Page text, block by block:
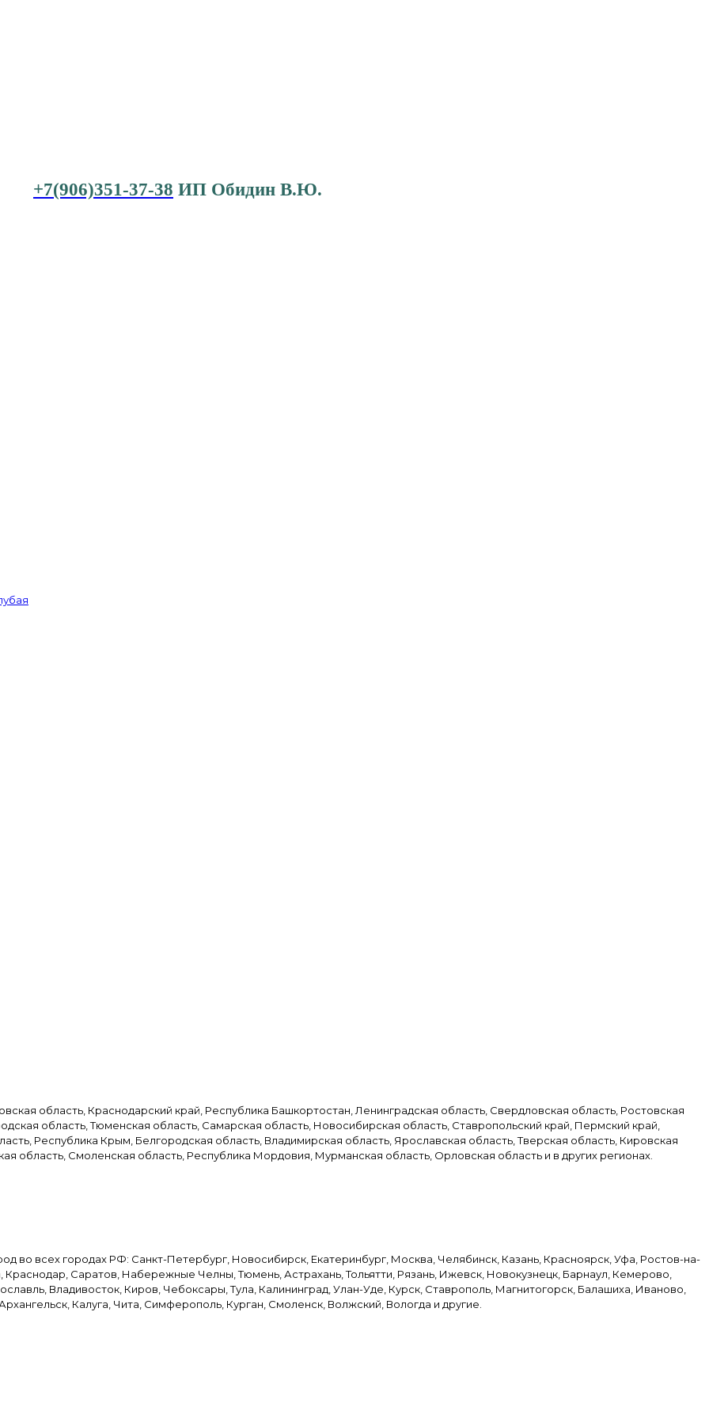
+7(906)351-37-38 ИП Обидин В.Ю.
область, Краснодарский край, Республика Башкортостан, Ленинградская область, Свердловская область, Ростовская
область, Тюменская область, Самарская область, Новосибирская область, Ставропольский край, Пермский край,
Республика Крым, Белгородская область, Владимирская область, Ярославская область, Тверская область, Кировская
область, Смоленская область, Республика Мордовия, Мурманская область, Орловская область и в других регионах.
во всех городах РФ: Санкт-Петербург, Новосибирск, Екатеринбург, Москва, Челябинск, Казань, Красноярск, Уфа, Ростов-на-
Саратов, Набережные Челны, Тюмень, Астрахань, Тольятти, Рязань, Ижевск, Новокузнецк, Барнаул, Кемерово,
Владивосток, Киров, Чебоксары, Тула, Калининград, Улан-Уде, Курск, Ставрополь, Магнитогорск, Балашиха, Иваново,
Калуга, Чита, Симферополь, Курган, Смоленск, Волжский, Вологда и другие.